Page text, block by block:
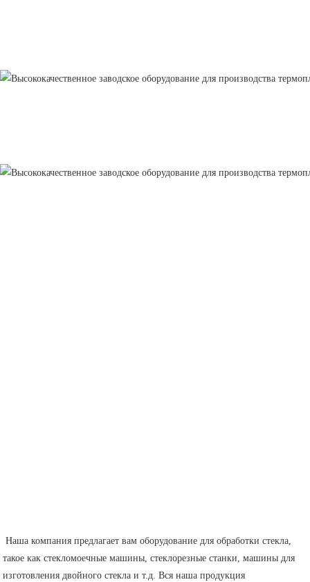
такое как стекломоечные машины, стеклорезные станки, машины для
изготовления двойного стекла и т.д. Вся наша продукция